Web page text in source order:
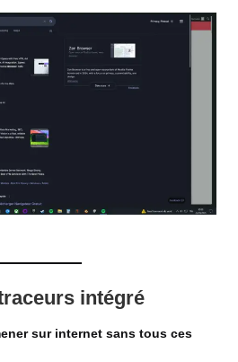
intégré
sur internet sans tous ces